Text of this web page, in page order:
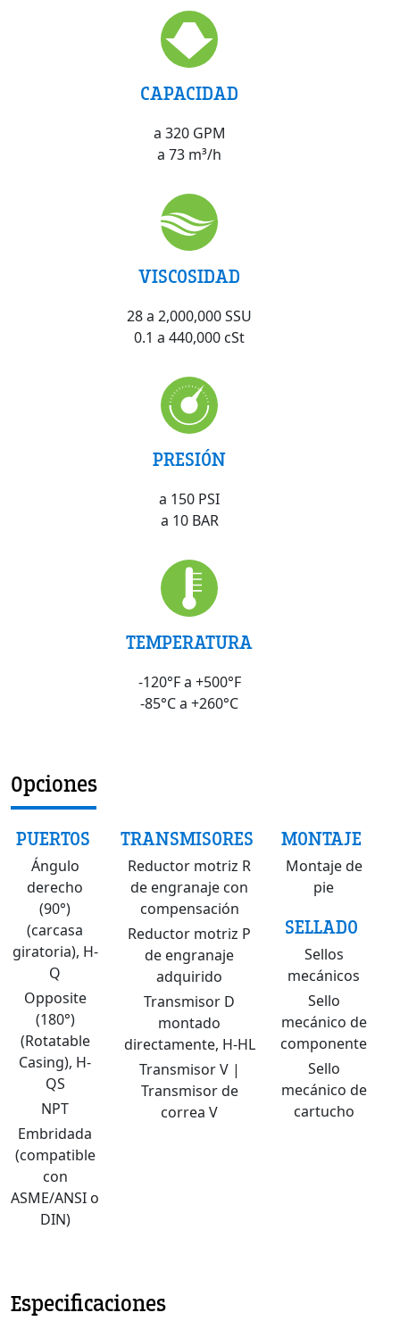
CAPACIDAD
a 320 GPM
a 73 m³/h
VISCOSIDAD
28 a 2,000,000 SSU
0.1 a 440,000 cSt
PRESIÓN
a 150 PSI
a 10 BAR
TEMPERATURA
-120°F a +500°F
-85°C a +260°C
Opciones
PUERTOS
Ángulo
derecho
(90°)
(carcasa
giratoria), H-
Q
Opposite
(180°)
(Rotatable
Casing), H-
QS
NPT
Embridada
(compatible
con
ASME/ANSI o
DIN)
TRANSMISORES
Reductor motriz R
de engranaje con
compensación
Reductor motriz P
de engranaje
adquirido
Transmisor D
montado
directamente, H-HL
Transmisor V |
Transmisor de
correa V
MONTAJE
Montaje de
pie
SELLADO
Sellos
mecánicos
Sello
mecánico de
componente
Sello
mecánico de
cartucho
Especificaciones